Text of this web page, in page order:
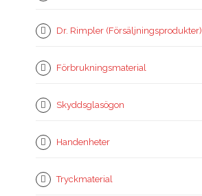
Dr. Rimpler (Försäljningsprodukter)
Förbrukningsmaterial
Skyddsglasögon
Handenheter
Tryckmaterial